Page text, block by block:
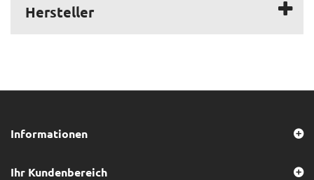
Hersteller
Informationen
Ihr Kundenbereich